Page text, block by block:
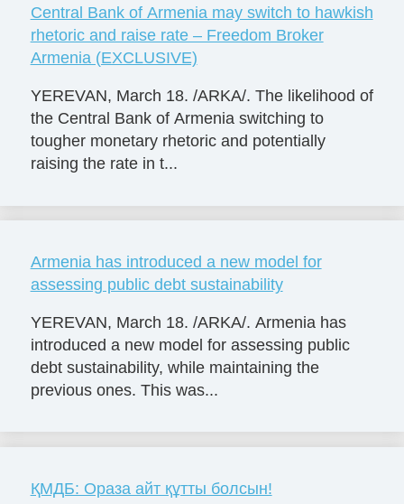
Central Bank of Armenia may switch to hawkish
rhetoric and raise rate – Freedom Broker
Armenia (EXCLUSIVE)
YEREVAN, March 18. /ARKA/. The likelihood of
the Central Bank of Armenia switching to
tougher monetary rhetoric and potentially
raising the rate in t...
Armenia has introduced a new model for
assessing public debt sustainability
YEREVAN, March 18. /ARKA/. Armenia has
introduced a new model for assessing public
debt sustainability, while maintaining the
previous ones. This was...
ҚМДБ: Ораза айт құтты болсын!